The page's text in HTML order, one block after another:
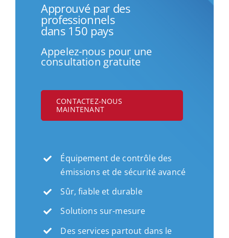
Approuvé par des
professionnels
dans 150 pays
Appelez-nous pour une
consultation gratuite
CONTACTEZ-NOUS
MAINTENANT
Équipement de contrôle des
émissions et de sécurité avancé
Sûr, fiable et durable
Solutions sur-mesure
Des services partout dans le